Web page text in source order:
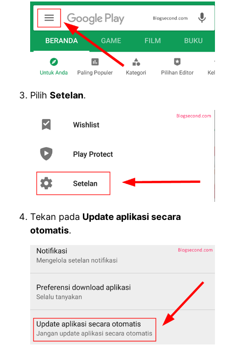
Pilih Setelan.
Tekan pada Update aplikasi secara
otomatis.